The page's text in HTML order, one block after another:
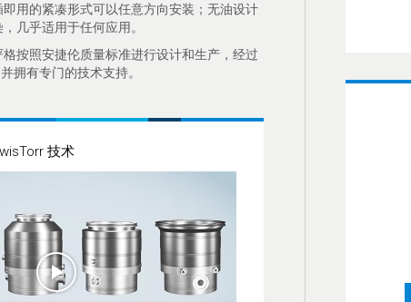
即用的紧凑形式可以任意方向安装；无油设计
几乎适用于任何应用。
格按照安捷伦质量标准进行设计和生产，经过
拥有专门的技术支持。
技术